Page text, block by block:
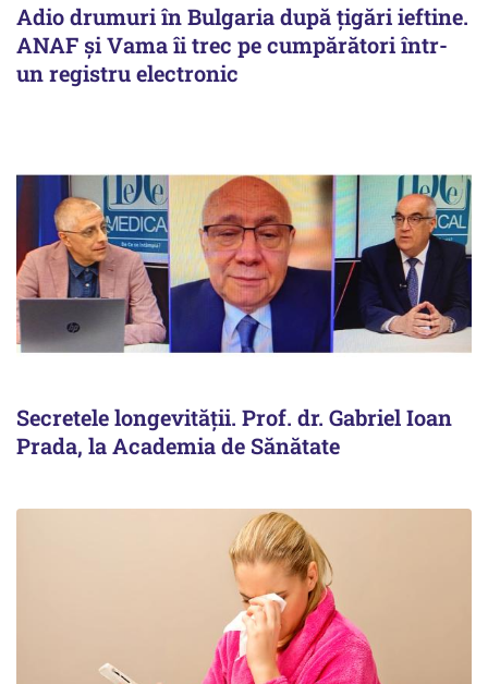
Adio drumuri în Bulgaria după țigări ieftine.
ANAF și Vama îi trec pe cumpărători într-
un registru electronic
Secretele longevității. Prof. dr. Gabriel Ioan
Prada, la Academia de Sănătate